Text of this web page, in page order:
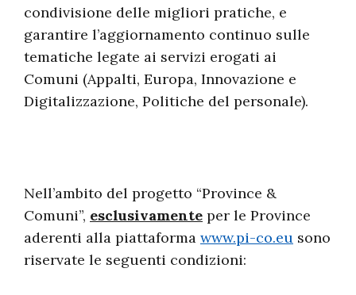
condivisione delle migliori pratiche, e
garantire l’aggiornamento continuo sulle
tematiche legate ai servizi erogati ai
Comuni (Appalti, Europa, Innovazione e
Digitalizzazione, Politiche del personale).
Nell’ambito del progetto “Province &
Comuni”, esclusivamente per le Province
aderenti alla piattaforma www.pi-co.eu sono
riservate le seguenti condizioni: